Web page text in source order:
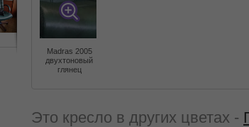
Madras 2005
двухтоновый
глянец
Это кресло в других цветах -